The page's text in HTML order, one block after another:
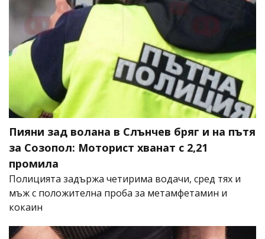
Пияни зад волана в Слънчев бряг и на пътя
за Созопол: Моторист хванат с 2,21
промила
Полицията задържа четирима водачи, сред тях и
мъж с положителна проба за метамфетамин и
кокаин